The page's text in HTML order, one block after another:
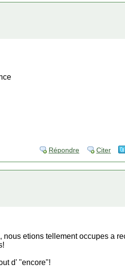
Répondre Citer
etions tellement occupes a
d' "encore"!